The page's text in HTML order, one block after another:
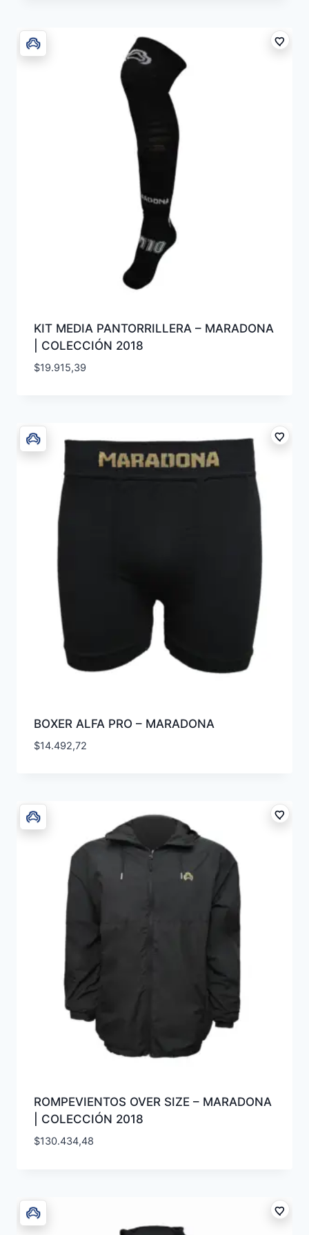
KIT MEDIA PANTORRILLERA – MARADONA
| COLECCIÓN 2018
$19.915,39
BOXER ALFA PRO – MARADONA
$14.492,72
ROMPEVIENTOS OVER SIZE – MARADONA
| COLECCIÓN 2018
$130.434,48